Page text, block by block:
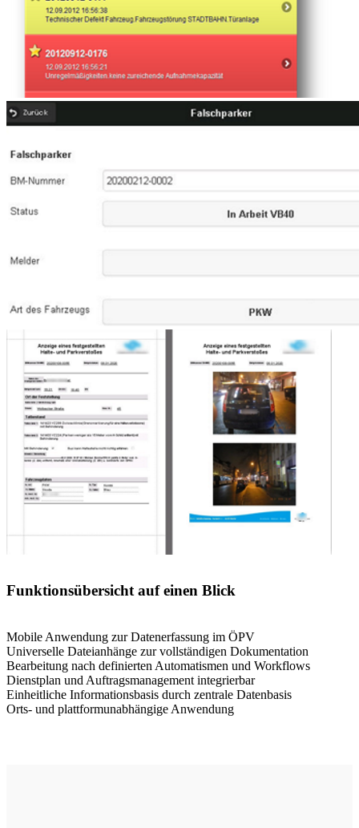
Funktionsübersicht auf einen Blick
Mobile Anwendung zur Datenerfassung im ÖPV
Universelle Dateianhänge zur vollständigen Dokumentation
Bearbeitung nach definierten Automatismen und Workflows
Dienstplan und Auftragsmanagement integrierbar
Einheitliche Informationsbasis durch zentrale Datenbasis
Orts- und plattformunabhängige Anwendung